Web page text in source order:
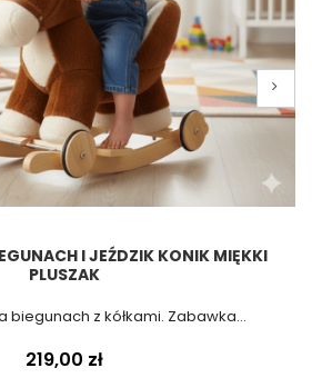
I JEŹDZIK KONIK MIĘKKI
PLUSZAK
biegunach z kółkami. Zabawka...
Cena
219,00 zł